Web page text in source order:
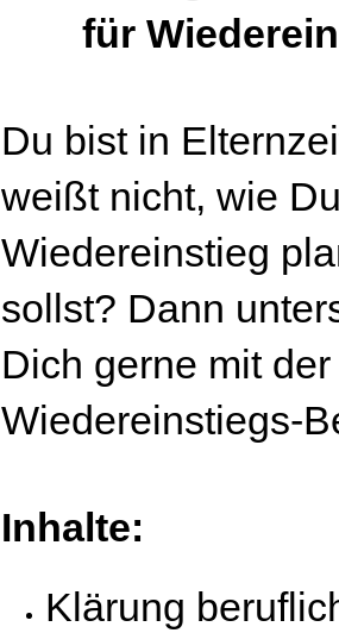
für
Du bist in
weißt nicht, wie
Wiedereinstieg
sollst? Dann
Dich gerne mit der
Wiedereinstiegs-
Inhalte:
Klärung